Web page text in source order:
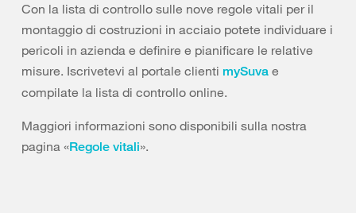
Con la lista di controllo sulle nove regole vitali per il
montaggio di costruzioni in acciaio potete individuare i
pericoli in azienda e definire e pianificare le relative
misure. Iscrivetevi al portale clienti mySuva e
compilate la lista di controllo online.
Maggiori informazioni sono disponibili sulla nostra
pagina «Regole vitali».